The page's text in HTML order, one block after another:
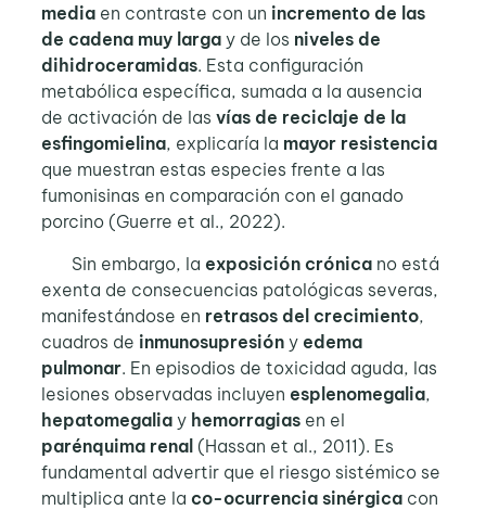
mediaen contraste con un incremento de las
de cadena muy largay de los niveles de
dihidroceramidas. Esta configuración
metabólica específica, sumada a la ausencia
de activación de las vías de reciclaje de la
esfingomielina, explicaría la mayor resistencia
que muestran estas especies frente a las
fumonisinas en comparación con el ganado
porcino (Guerre et al., 2022).
Sin embargo, la exposición crónicano está
exenta de consecuencias patológicas severas,
manifestándose en retrasos del crecimiento,
cuadros de inmunosupresióny edema
pulmonar. En episodios de toxicidad aguda, las
lesiones observadas incluyen esplenomegalia,
hepatomegaliay hemorragiasen el
parénquima renal(Hassan et al., 2011). Es
fundamental advertir que el riesgo sistémico se
multiplica ante la co-ocurrencia sinérgicacon